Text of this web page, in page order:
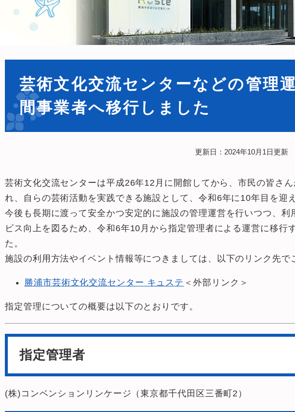
芸術文化交流センターなどの管理
間事業者へ移行しました
更新日：2024年10月1日更新
芸術文化交流センターは平成26年12月に開館してから、市民の皆さ
れ、自らの芸術活動を実践できる施設として、令和6年に10年目を迎
今後も長期に渡って安全かつ安定的に施設の管理運営を行いつつ、利
ビス向上を図るため、令和6年10月から指定管理者による運営に移行
た。
施設の利用方法やイベント情報等につきましては、以下のリンク先で
勝浦市芸術文化交流センター キュステ ＜外部リンク＞
指定管理についての概要は以下のとおりです。
指定管理者
(株)コンベンションリンケージ（東京都千代田区三番町2）